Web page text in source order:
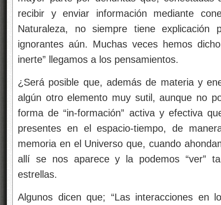
recibir y enviar información mediante
Naturaleza, no siempre tiene explicación
ignorantes aún. Muchas veces hemos
inerte” llegamos a los pensamientos.
¿Será posible que, además de materia y
algún otro elemento muy sutil, aunque no
forma de “in-formación” activa y efectiva
presentes en el espacio-tiempo, de
memoria en el Universo que, cuando
allí se nos aparece y la podemos “ver”
estrellas.
Algunos dicen que; “Las interacciones en